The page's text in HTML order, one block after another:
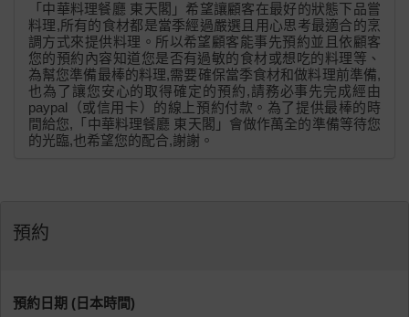
「中華料理餐廳 東天閣」希望讓顧客在最好的狀態下品嘗
料理,所有的食材都是當季經過嚴選且用心思考最適合的烹
調方式來提供料理。所以希望顧客能事先預約並且依顧客
您的預約內容知道您是否有過敏的食材或想吃的料理等、
為幫您準備最棒的料理,需要確保當季食材和做料理前準備,
也為了讓您安心的取得確定的預約,請務必事先完成經由
paypal（或信用卡）的線上預約付款。為了提供最棒的時
間給您,「中華料理餐廳 東天閣」會做作萬全的準備等待您
的光臨,也希望您的配合,謝謝。
預約
預約日期 (日本時間)